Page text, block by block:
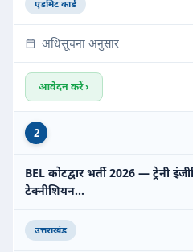
एडमिट कार्ड
अधिसूचना अनुसार
आवेदन करें ›
2
BEL कोटद्वार भर्ती 2026 — ट्रेनी
टेक्नीशियन…
उत्तराखंड